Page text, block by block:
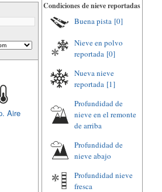
Aire
Condiciones de nieve reportadas
Buena pista [0]
Nieve en polvo
reportada [0]
Nueva nieve
reportada [1]
Profundidad de
nieve en el remonte
de arriba
Profundidad de
nieve abajo
Profundidad nieve
fresca